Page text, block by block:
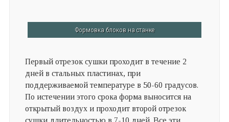
Формовка блоков на станке
Первый отрезок сушки проходит в течение 2
дней в стальных пластинах, при
поддерживаемой температуре в 50-60 градусов.
По истечении этого срока форма выносится на
открытый воздух и проходит второй отрезок
сушки длительностью в 7-10 дней. Все эти